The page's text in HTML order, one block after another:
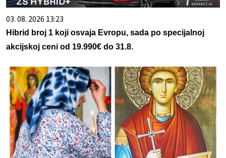
03. 08. 2026 13:23
Hibrid broj 1 koji osvaja Evropu, sada po specijalnoj
akcijskoj ceni od 19.990€ do 31.8.